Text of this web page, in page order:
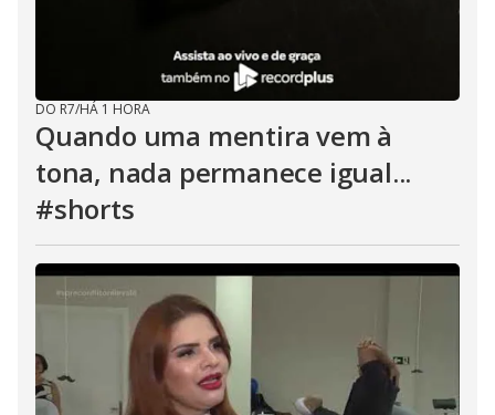
DO R7/HÁ 1 HORA
Quando uma mentira vem à
tona, nada permanece igual...
#shorts